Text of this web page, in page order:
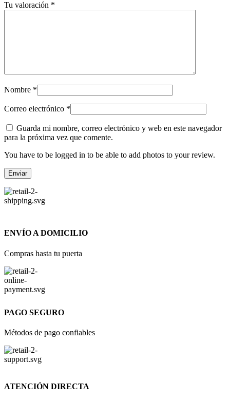
Tu valoración *
Nombre *
Correo electrónico *
Guarda mi nombre, correo electrónico y web en este navegador
para la próxima vez que comente.
You have to be logged in to be able to add photos to your review.
ENVÍO A DOMICILIO
Compras hasta tu puerta
PAGO SEGURO
Métodos de pago confiables
ATENCIÓN DIRECTA